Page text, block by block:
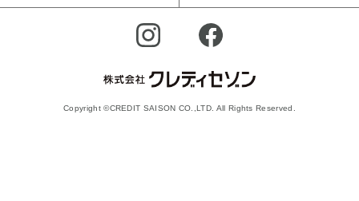
Copyright ©CREDIT SAISON CO.,LTD. All Rights Reserved.